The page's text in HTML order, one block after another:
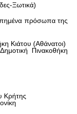
Ξωτικά)
πρόσωπα της
Κιάτου (Αθάνατοι)
Πινακοθήκη
Κρήτης